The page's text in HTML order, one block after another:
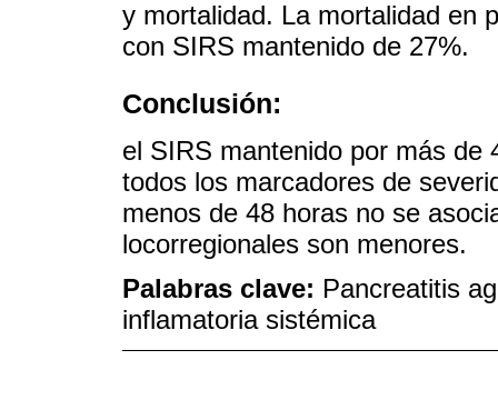
y mortalidad. La mortalidad en
con SIRS mantenido de 27%.
Conclusión:
el SIRS mantenido por más de
todos los marcadores de
menos de 48 horas no se
locorregionales son menores.
Palabras clave: Pancreatitis
inflamatoria sistémica